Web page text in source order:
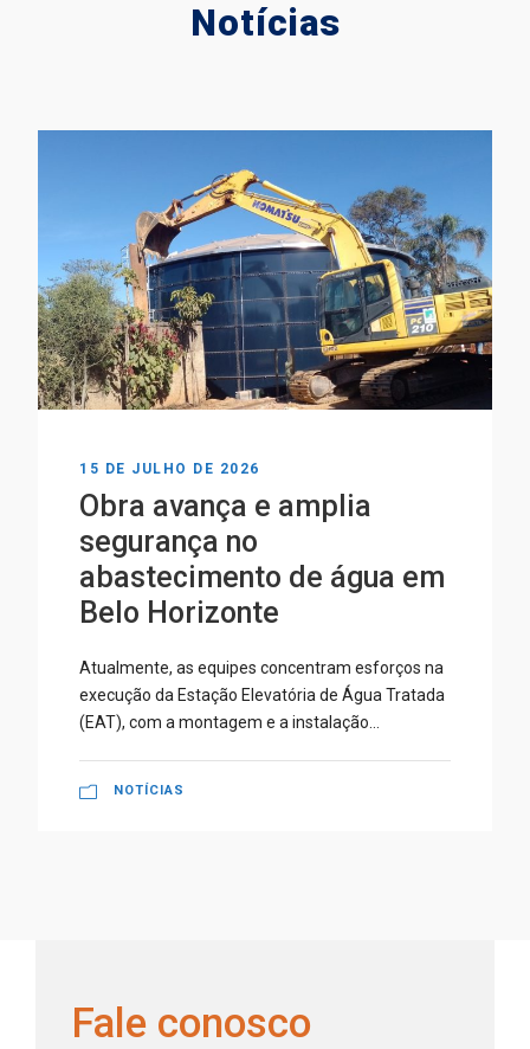
Notícias
15 DE JULHO DE 2026
Obra avança e amplia
segurança no
abastecimento de água em
Belo Horizonte
Atualmente, as equipes concentram esforços na
execução da Estação Elevatória de Água Tratada
(EAT), com a montagem e a instalação...
NOTÍCIAS
Fale conosco